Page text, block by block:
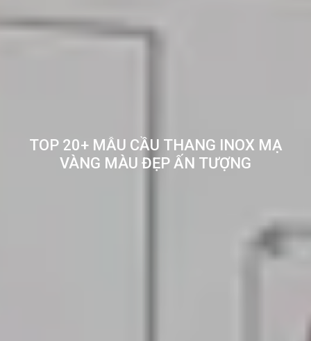
TOP 20+ MẪU CẦU THANG INOX MẠ
VÀNG MÀU ĐẸP ẤN TƯỢNG